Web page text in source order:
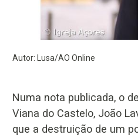
Autor: Lusa/AO Online
Numa nota publicada, o
Viana do Castelo, João
que a destruição de um